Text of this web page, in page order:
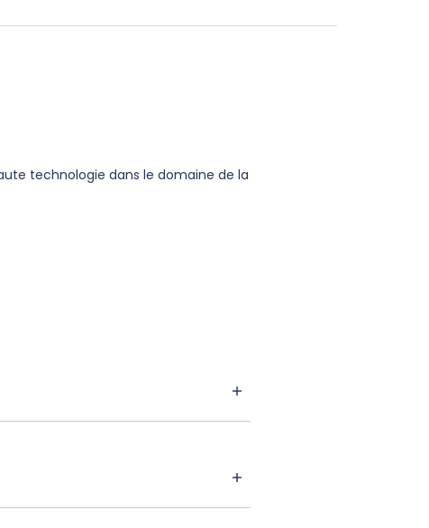
technologie dans le domaine de la